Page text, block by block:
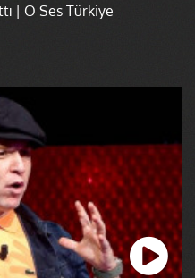
| O Ses Türkiye